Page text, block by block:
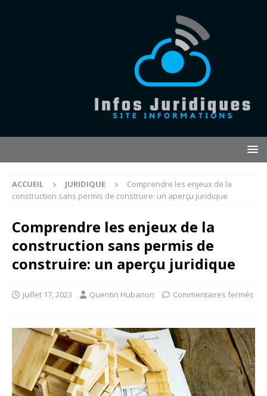
ACCUEIL JURIDIQUE
Comprendre les enjeux de la
construction sans permis de construire: un aperçu juridique
Comprendre les enjeux de la
construction sans permis de
construire: un aperçu juridique
juillet 17, 2023 Quentin Hubanon Commentaires fermés